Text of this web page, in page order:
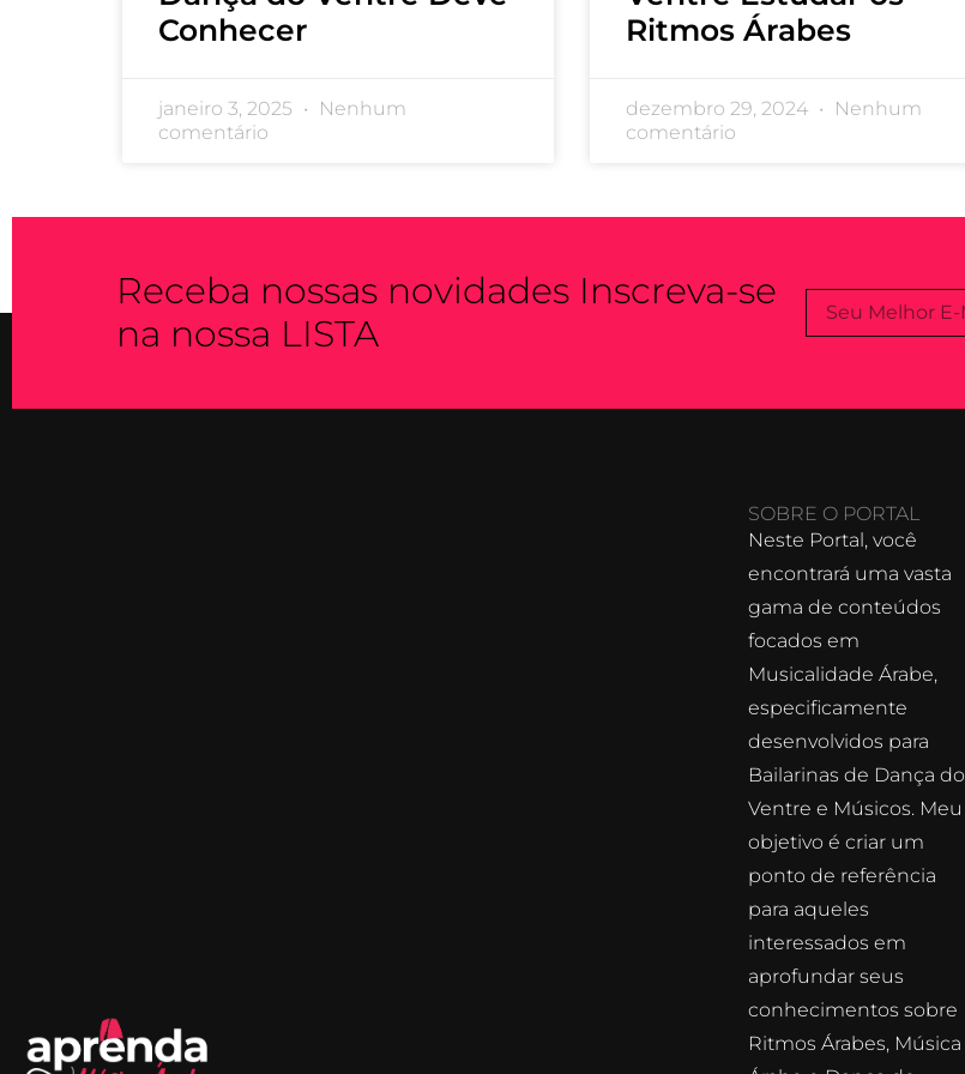
Conhecer
janeiro 3, 2025
Nenhum
comentário
Ritmos Árabes
dezembro 29, 2024
Nenhum
comentário
Receba nossas novidades Inscreva-se
na nossa LISTA
SOBRE O PORTAL
Neste Portal, você
encontrará uma vasta
gama de conteúdos
focados em
Musicalidade Árabe,
especificamente
desenvolvidos para
Bailarinas de Dança do
Ventre e Músicos. Meu
objetivo é criar um
ponto de referência
para aqueles
interessados em
aprofundar seus
conhecimentos sobre
Ritmos Árabes, Música